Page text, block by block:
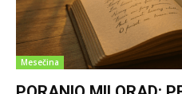
Mesečina